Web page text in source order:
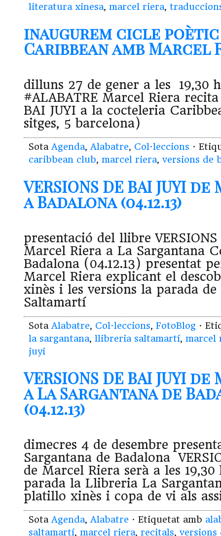
literatura xinesa, marcel riera,
inaugurem cicle
Caribbean amb Marcel
dilluns 27 de gener a les 19,30
#ALABATRE Marcel Riera recita
BAI JUYI a la cocteleria
sitges, 5 barcelona)
Sota Agenda, Alabatre, Col·leccions ·
caribbean club, marcel riera, versions de
VERSIONS DE BAI JUYI
a Badalona (04.12.13)
presentació del llibre VERSIONS
Marcel Riera a La Sargantana
Badalona (04.12.13) presentat
Marcel Riera explicant el
xinès i les versions la parada
Saltamartí
Sota Alabatre, Col·leccions, FotoBlog ·
la sargantana, llibreria saltamartí, marcel
juyi
VERSIONS DE BAI JUYI
a La Sargantana de
(04.12.13)
dimecres 4 de desembre
Sargantana de Badalona
de Marcel Riera serà a les
parada la Llibreria La
platillo xinès i copa de vi als
Sota Agenda, Alabatre · Etiquetat amb
saltamartí, marcel riera, recitals, versions